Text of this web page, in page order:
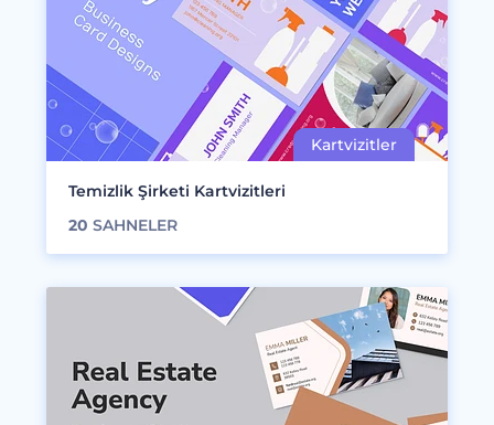
Temizlik Şirketi Kartvizitleri
20 SAHNELER